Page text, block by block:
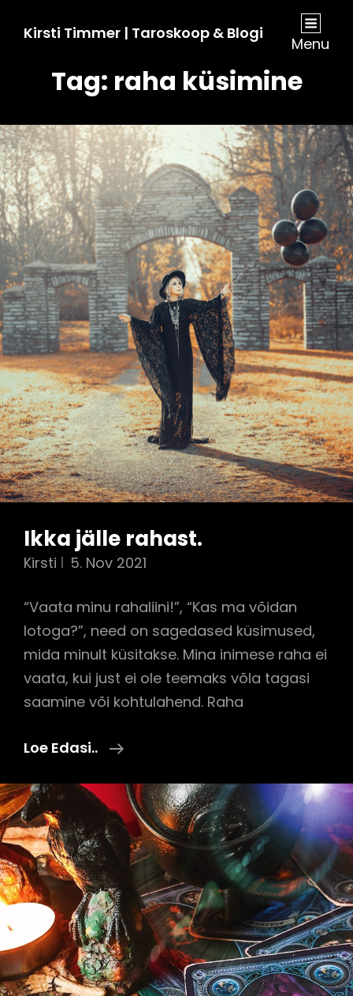
Kirsti Timmer | Taroskoop & Blogi
Menu
Tag: raha küsimine
Ikka jälle rahast.
Kirsti 5. Nov 2021
“Vaata minu rahaliini!”, “Kas ma võidan
lotoga?”, need on sagedased küsimused,
mida minult küsitakse. Mina inimese raha ei
vaata, kui just ei ole teemaks võla tagasi
saamine või kohtulahend. Raha
Loe Edasi..
Ikka
Rahast.